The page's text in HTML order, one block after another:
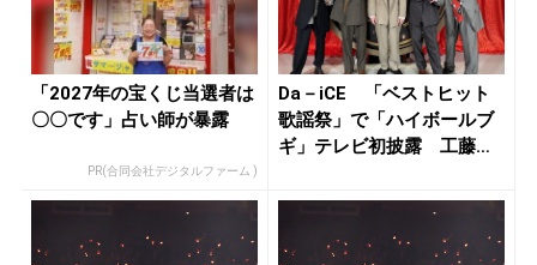
「2027年の宝くじ当選者は
〇〇です」占い師が暴露
PR(合同会社デジタルファーム )
Da－iCE 「ベストヒット
歌謡祭」で「ハイボールブ
ギ」テレビ初披露 工藤大